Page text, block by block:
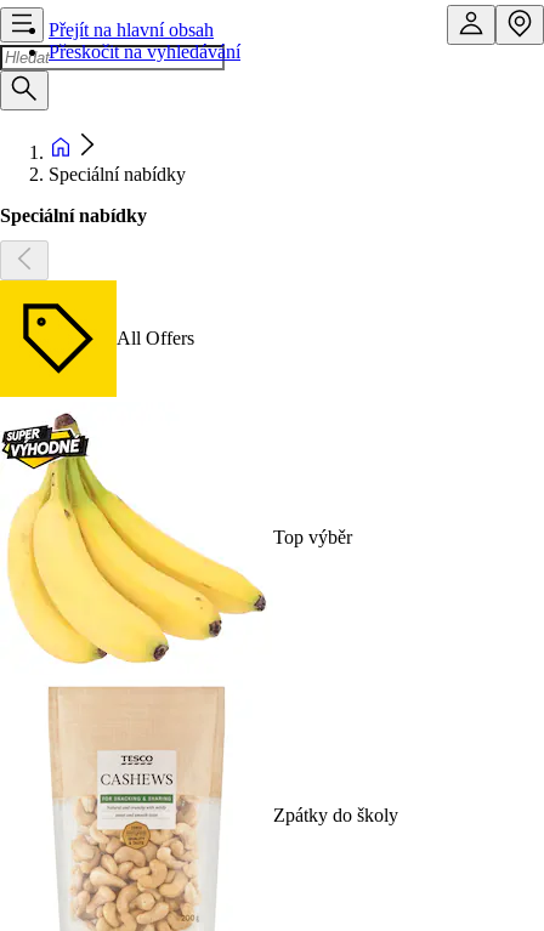
Přejít na hlavní obsah
Přeskočit na vyhledávání
Speciální nabídky
Speciální nabídky
All Offers
Top výběr
Zpátky do školy